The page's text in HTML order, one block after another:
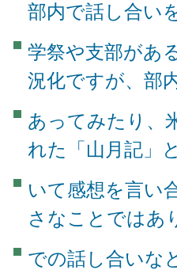
部内で話し合い
学祭や支部があ
況化ですが、部
あってみたり、
れた「山月記」
いて感想を言い
さなことではあ
での話し合いな